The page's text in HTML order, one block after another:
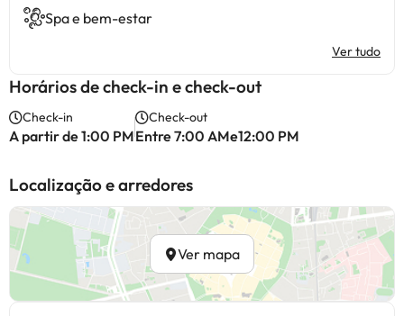
Spa e bem-estar
Ver tudo
Horários de check-in e check-out
Check-in
A partir de 1:00 PM
Check-out
Entre 7:00 AMe12:00 PM
Localização e arredores
Ver mapa